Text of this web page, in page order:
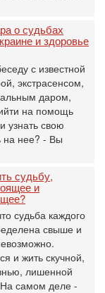
о судьбах
и здоровье
с известной
экстрасенсом,
даром,
на помощь
свою
на нее? - Вы
судьбу,
и
судьба каждого
свыше и
и жить скучной,
лишенной
самом деле -